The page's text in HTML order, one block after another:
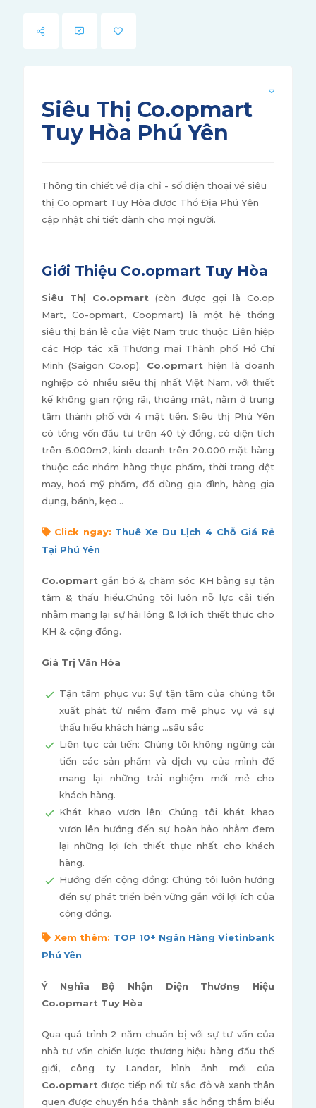
Siêu Thị Co.opmart
Tuy Hòa Phú Yên
Thông tin chiết về địa chỉ - số điện thoại về siêu
thị Co.opmart Tuy Hòa được Thổ Địa Phú Yên
cập nhật chi tiết dành cho mọi người.
Giới Thiệu Co.opmart Tuy Hòa
Siêu Thị Co.opmart (còn được gọi là Co.op
Mart, Co-opmart, Coopmart) là một hệ thống
siêu thị bán lẻ của Việt Nam trực thuộc Liên hiệp
các Hợp tác xã Thương mại Thành phố Hồ Chí
Minh (Saigon Co.op). Co.opmart hiện là doanh
nghiệp có nhiều siêu thị nhất Việt Nam, với thiết
kế không gian rộng rãi, thoáng mát, nằm ở trung
tâm thành phố với 4 mặt tiền. Siêu thị Phú Yên
có tổng vốn đầu tư trên 40 tỷ đồng, có diện tích
trên 6.000m2, kinh doanh trên 20.000 mặt hàng
thuộc các nhóm hàng thực phẩm, thời trang dệt
may, hoá mỹ phẩm, đồ dùng gia đình, hàng gia
dụng, bánh, kẹo…
Click ngay: Thuê Xe Du Lịch 4 Chỗ Giá Rẻ
Tại Phú Yên
Co.opmart gắn bó & chăm sóc KH bằng sự tận
tâm & thấu hiểu.Chúng tôi luôn nỗ lực cải tiến
nhằm mang lại sự hài lòng & lợi ích thiết thực cho
KH & cộng đồng.
Giá Trị Văn Hóa
Tận tâm phục vụ: Sự tận tâm của chúng tôi
xuất phát từ niềm đam mê phục vụ và sự
thấu hiểu khách hàng ...sâu sắc
Liên tục cải tiến: Chúng tôi không ngừng cải
tiến các sản phẩm và dịch vụ của mình để
mang lại những trải nghiệm mới mẻ cho
khách hàng.
Khát khao vươn lên: Chúng tôi khát khao
vươn lên hướng đến sự hoàn hảo nhằm đem
lại những lợi ích thiết thực nhất cho khách
hàng.
Hướng đến cộng đồng: Chúng tôi luôn hướng
đến sự phát triển bền vững gắn với lợi ích của
cộng đồng.
Xem thêm: TOP 10+ Ngân Hàng Vietinbank
Phú Yên
Ý Nghĩa Bộ Nhận Diện Thương Hiệu
Co.opmart Tuy Hòa
Qua quá trình 2 năm chuẩn bị với sự tư vấn của
nhà tư vấn chiến lược thương hiệu hàng đầu thế
giới, công ty Landor, hình ảnh mới của
Co.opmart được tiếp nối từ sắc đỏ và xanh thân
quen được chuyển hóa thành sắc hồng thắm biểu